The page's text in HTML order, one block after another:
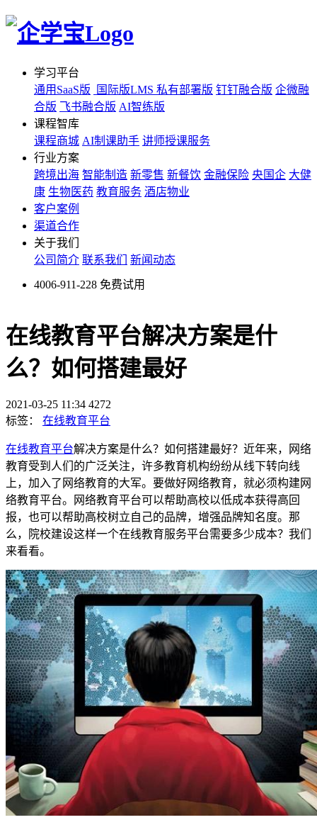
学习平台
通用SaaS版
国际版LMS 私有部署版 钉钉融合版 企微融
合版 飞书融合版 AI智练版
课程智库
课程商城 AI制课助手 讲师授课服务
行业方案
跨境出海 智能制造 新零售 新餐饮 金融保险 央国企 大健
康 生物医药 教育服务 酒店物业
客户案例
渠道合作
关于我们
公司简介 联系我们 新闻动态
4006-911-228 免费试用
在线教育平台解决方案是什
么？如何搭建最好
2021-03-25 11:34 4272
标签：
在线教育平台
在线教育平台解决方案是什么？如何搭建最好？近年来，网络
教育受到人们的广泛关注，许多教育机构纷纷从线下转向线
上，加入了网络教育的大军。要做好网络教育，就必须构建网
络教育平台。网络教育平台可以帮助高校以低成本获得高回
报，也可以帮助高校树立自己的品牌，增强品牌知名度。那
么，院校建设这样一个在线教育服务平台需要多少成本？我们
来看看。